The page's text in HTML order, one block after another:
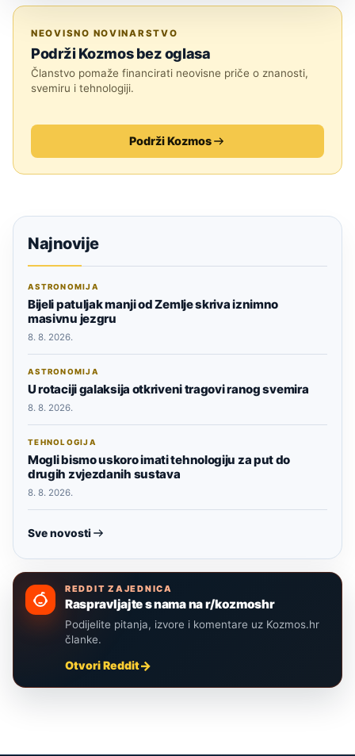
NEOVISNO NOVINARSTVO
Podrži Kozmos bez oglasa
Članstvo pomaže financirati neovisne priče o znanosti,
svemiru i tehnologiji.
Podrži Kozmos
Najnovije
ASTRONOMIJA
Bijeli patuljak manji od Zemlje skriva iznimno
masivnu jezgru
8. 8. 2026.
ASTRONOMIJA
U rotaciji galaksija otkriveni tragovi ranog svemira
8. 8. 2026.
TEHNOLOGIJA
Mogli bismo uskoro imati tehnologiju za put do
drugih zvjezdanih sustava
8. 8. 2026.
Sve novosti
REDDIT ZAJEDNICA
Raspravljajte s nama na r/kozmoshr
Podijelite pitanja, izvore i komentare uz Kozmos.hr
članke.
Otvori Reddit